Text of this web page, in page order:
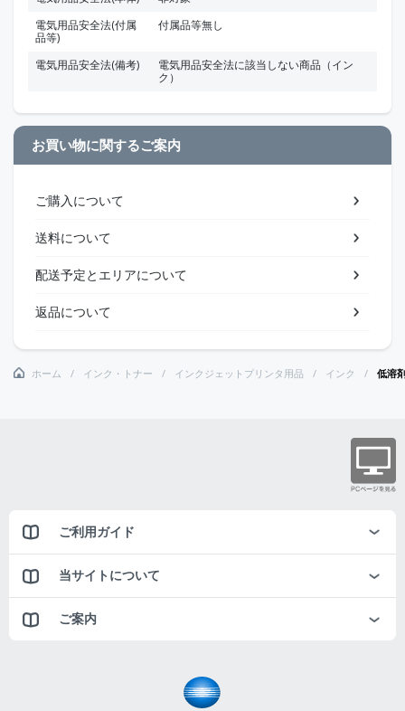
電気用品安全法(付属
品等)
付属品等無し
電気用品安全法(備考)
電気用品安全法に該当しない商品（イン
ク）
お買い物に関するご案内
ご購入について
送料について
配送予定とエリアについて
返品について
ホーム インク・トナー インクジェットプリンタ用品 インク 低溶
ご利用ガイド
当サイトについて
ご案内